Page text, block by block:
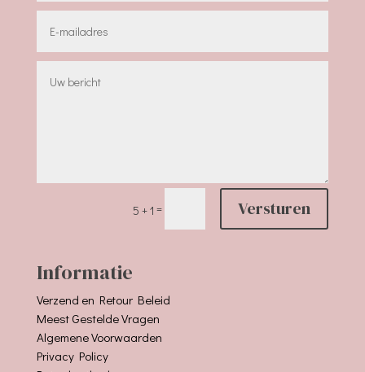
5 + 1 = Versturen
Informatie
Verzend en Retour Beleid
Meest Gestelde Vragen
Algemene Voorwaarden
Privacy Policy